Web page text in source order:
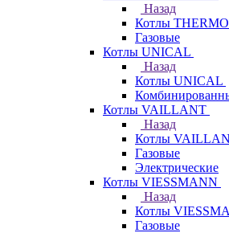
Назад
Котлы
Газовые
Котлы UNICAL
Назад
Котлы UNICAL
Котлы VAILLANT
Назад
Котлы
Газовые
Электрические
Котлы VIESSMANN
Назад
Котлы
Газовые